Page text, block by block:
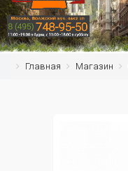
Главная Магазин